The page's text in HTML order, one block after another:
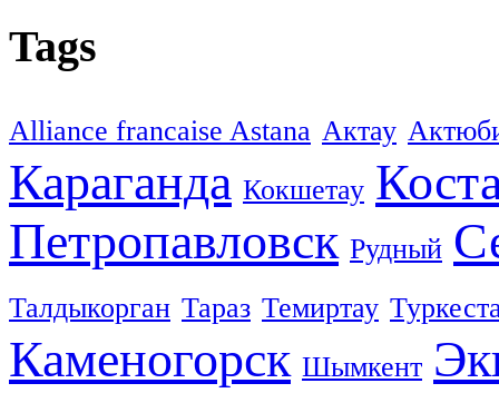
Tags
Alliance francaise Astana Актау
Караганда Кокшетау
Петропавловск Рудный
Талдыкорган Тараз Темиртау
Каменогорск Шымкент